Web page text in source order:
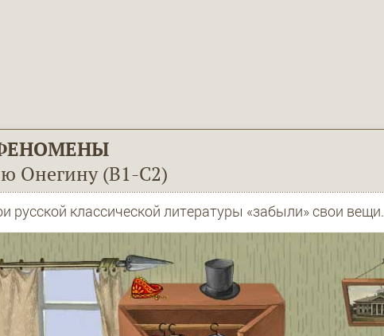
Онегину (В1-С2)
русской классической литературы «забыли» свои вещи.